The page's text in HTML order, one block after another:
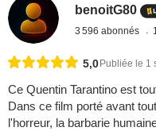
benoitG80
3 596 abonnés
5,0Publiée le 1
Ce Quentin Tarantino est
Dans ce film porté avant
l'horreur, la barbarie